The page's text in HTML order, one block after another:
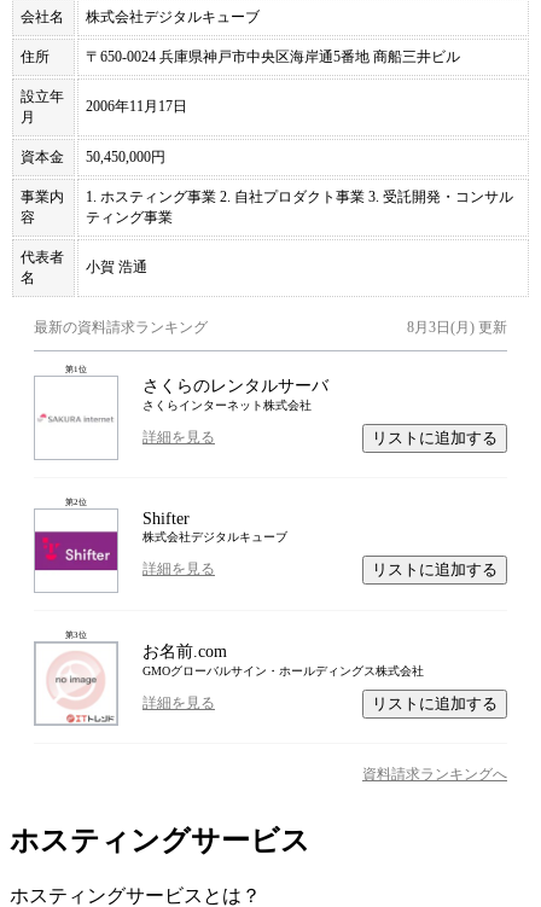
会社名 株式会社デジタルキューブ
住所 〒650-0024 兵庫県神戸市中央区海岸通5番地 商船三井ビル
設立年
月
2006年11月17日
資本金 50,450,000円
事業内
容
1. ホスティング事業 2. 自社プロダクト事業 3. 受託開発・コンサル
ティング事業
代表者
名
小賀 浩通
最新の資料請求ランキング 8月3日(月) 更新
第1位
さくらのレンタルサーバ
さくらインターネット株式会社
詳細を見る リストに追加する
第2位
Shifter
株式会社デジタルキューブ
詳細を見る リストに追加する
第3位
お名前.com
GMOグローバルサイン・ホールディングス株式会社
詳細を見る リストに追加する
資料請求ランキングへ
ホスティングサービス
ホスティングサービス とは？